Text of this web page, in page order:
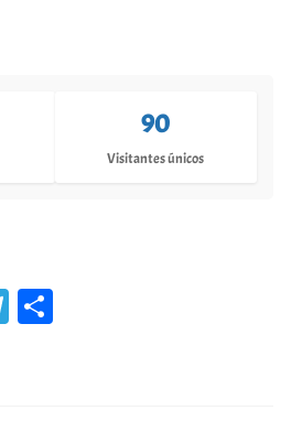
90
Visitantes únicos
Te